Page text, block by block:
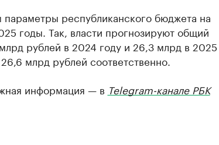
республиканского бюджета на
годы. Так, власти прогнозируют общий
рублей в 2024 году и 26,3 млрд в 2025
млрд рублей соответственно.
информация — в Telegram-канале РБК